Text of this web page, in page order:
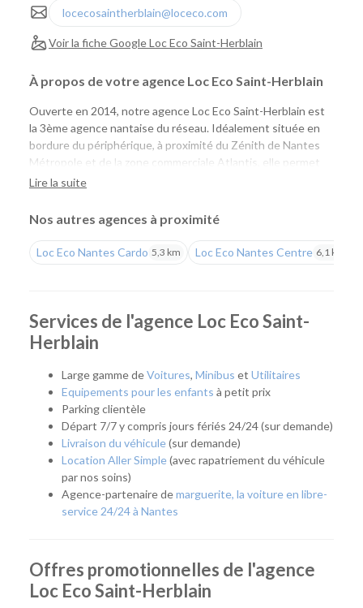
locecosaintherblain@loceco.com
Voir la fiche Google Loc Eco Saint-Herblain
À propos de votre agence Loc Eco Saint-Herblain
Ouverte en 2014, notre agence Loc Eco Saint-Herblain est
la 3ème agence nantaise du réseau. Idéalement située en
bordure du périphérique, à proximité du Zénith de Nantes
Métropole et de la zone commerciale Atlantis, elle permet
aux particuliers comme aux professionnels de louer
projets. Facile d'accès, elle constitue un point de départ
pratique pour rejoindre Nantes, la côte Atlantique ou les
grands axes de l'ouest.
Que vous prépariez un déménagement, des travaux, un
déplacement professionnel, un départ en vacances ou que
vous ayez besoin de remplacer temporairement votre
adaptée. Son emplacement est idéal pour les habitants de
Saint-Herblain, Orvault, Sautron, Couëron ou encore de
l'ouest de la métropole nantaise.
Quel véhicule choisir ?
Notre agence met à votre disposition une flotte complète
pour répondre à tous les usages :
Routières, SUV et monospaces pour les vacances ou
les longs trajets.
Minibus pour voyager en groupe.
Lire la suite
Nos autres agences à proximité
Loc Eco Nantes Cardo 5,3 km Loc Eco Nantes Centre 6,1 km
Services de l'agence Loc Eco Saint-
Herblain
Large gamme deVoitures, Minibus et Utilitaires
Equipements pour les enfants à petit prix
Parking clientèle
Départ 7/7 y compris jours fériés 24/24 (sur demande)
Livraison du véhicule(sur demande)
Location Aller Simple(avec rapatriement du véhicule
par nos soins)
Agence-partenaire demarguerite, la voiture en libre-
service 24/24 à Nantes
Offres promotionnelles de l'agence
Loc Eco Saint-Herblain